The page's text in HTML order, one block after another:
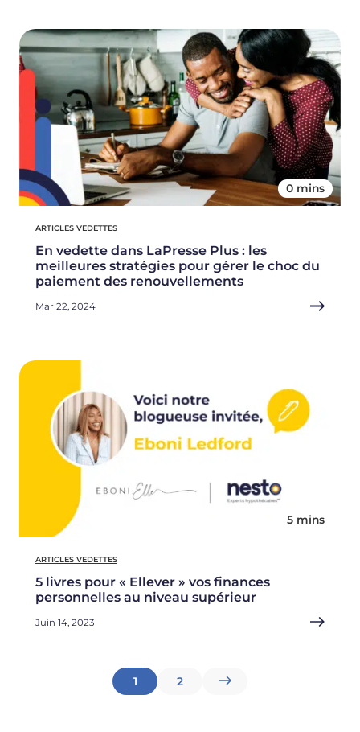
0 mins
ARTICLES VEDETTES
En vedette dans LaPresse Plus : les
meilleures stratégies pour gérer le choc du
paiement des renouvellements
Mar 22, 2024
5 mins
ARTICLES VEDETTES
5 livres pour « Ellever » vos finances
personnelles au niveau supérieur
Juin 14, 2023
Pagination
1 2